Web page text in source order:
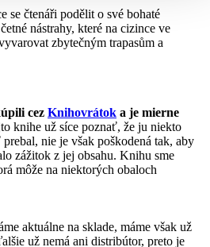
se čtenáři podělit o své bohaté
nástrahy, které na cizince ve
zbytečným trapasům a
cez Knihovrátok a je mierne
knihe už síce poznať, že ju niekto
nie je však poškodená tak, aby
zážitok z jej obsahu. Knihu sme
môže na niektorých obaloch
aktuálne na sklade, máme však už
už nemá ani distribútor, preto je